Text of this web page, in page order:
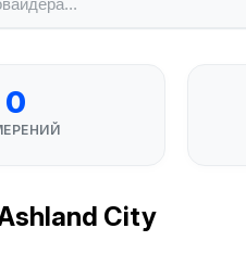
0
City